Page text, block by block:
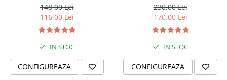
148,00 Lei
116,00 Lei
IN STOC
CONFIGUREAZA
230,00 Lei
170,00 Lei
IN STOC
CONFIGUREAZA